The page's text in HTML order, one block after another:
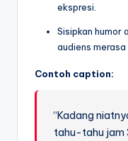
ekspresi.
Sisipkan humor
audiens merasa
Contoh caption:
“Kadang
tahu-tahu jam